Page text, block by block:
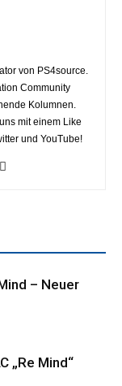
von PS4source.
Community
Kolumnen.
mit einem Like
und YouTube!
– Neuer
„Re Mind“